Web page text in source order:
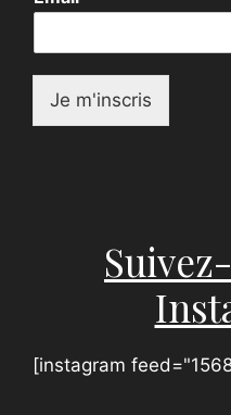
P
é
n
Je m'inscris
[instagram